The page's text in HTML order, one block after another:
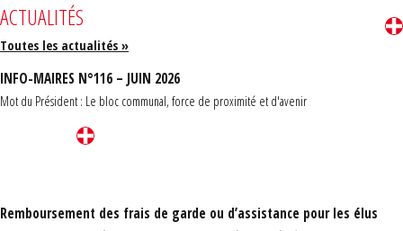
ACTUALITÉS
Toutes les actualités »
INFO-MAIRES N°116 – JUIN 2026
Mot du Président : Le bloc communal, force de proximité et d'avenir
Remboursement des frais de garde ou d’assistance pour les élus